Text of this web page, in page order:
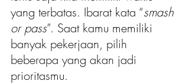
yang terbatas. Ibarat kata “smash
or pass”. Saat kamu memiliki
banyak pekerjaan, pilih
beberapa yang akan jadi
prioritasmu.